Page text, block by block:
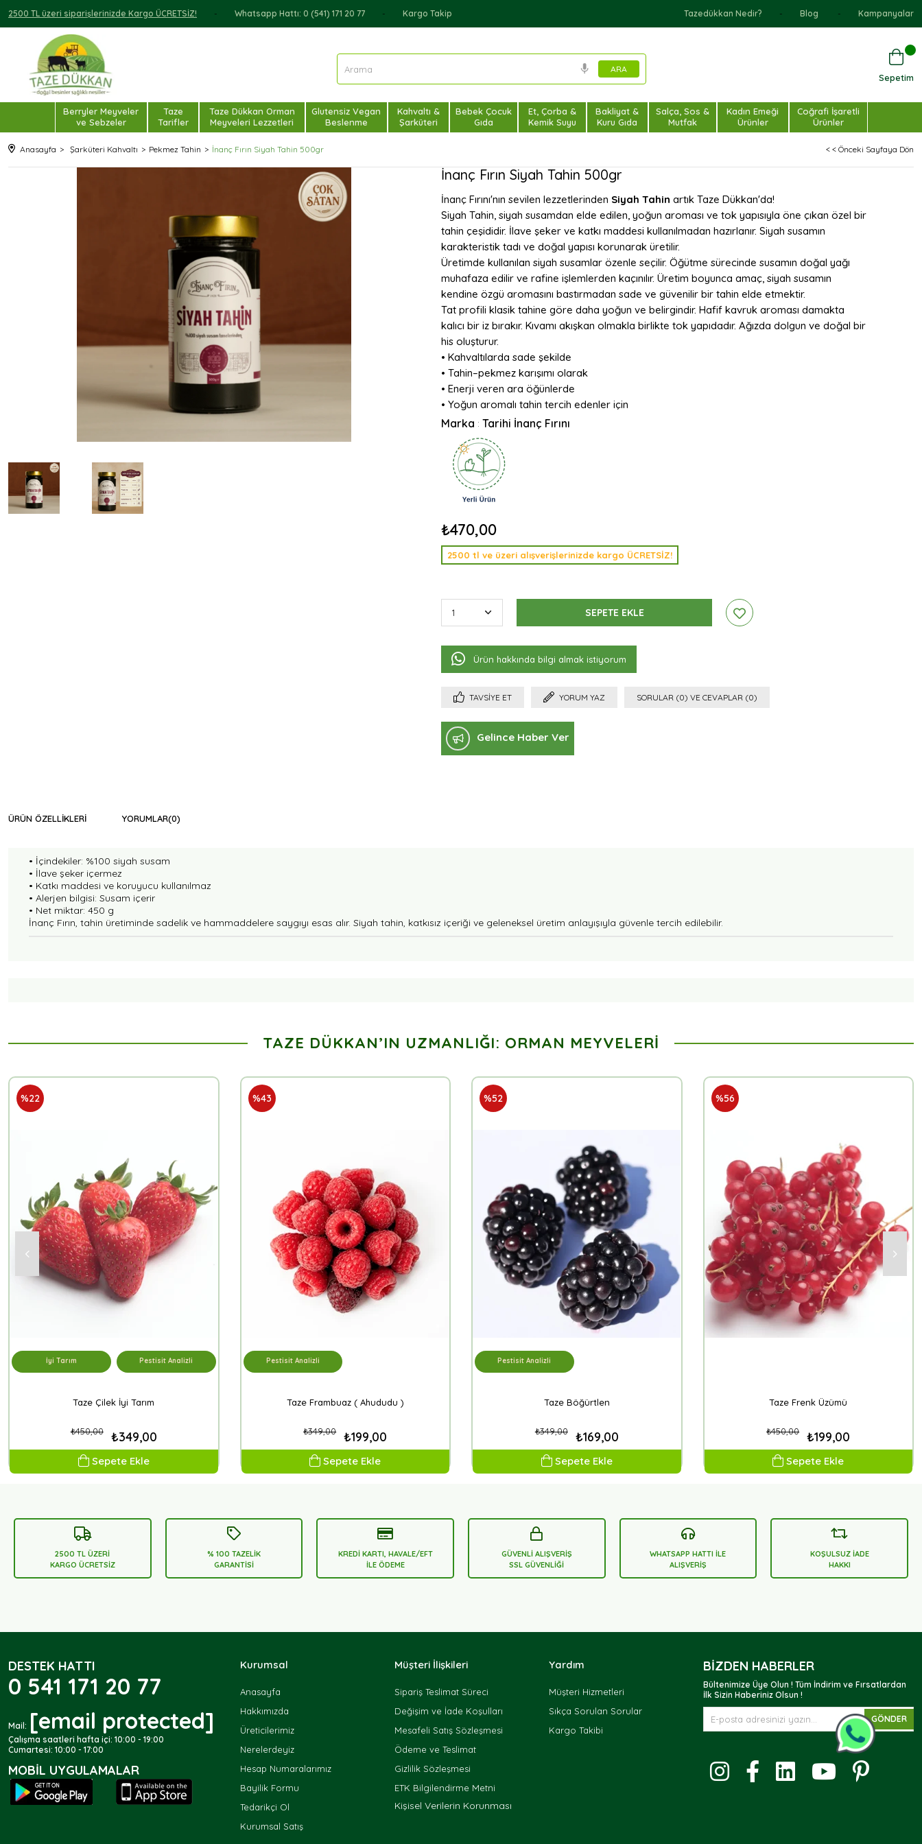
2500 TL üzeri siparişlerinizde Kargo ÜCRETSİZ! Whatsapp Hattı: 0 (541) 171 20 77 Kargo Takip Tazedükkan Nedir? Blog Kampanyalar
Sepetim
Berryler Meyveler
ve Sebzeler
Taze
Tarifler
Taze Dükkan Orman
Meyveleri Lezzetleri
Glutensiz Vegan
Beslenme
Kahvaltı &
Şarküteri
Bebek Çocuk
Gıda
Et, Çorba &
Kemik Suyu
Bakliyat &
Kuru Gıda
Salça, Sos &
Mutfak
Kadın Emeği
Ürünler
Coğrafi İşaretli
Ürünler
Anasayfa Şarküteri Kahvaltı Pekmez Tahin İnanç Fırın Siyah Tahin 500gr < < Önceki Sayfaya Dön
İnanç Fırın Siyah Tahin 500gr
İnanç Fırını'nın sevilen lezzetlerinden Siyah Tahin artık Taze Dükkan'da!
Siyah Tahin, siyah susamdan elde edilen, yoğun aroması ve tok yapısıyla öne çıkan özel bir
tahin çeşididir. İlave şeker ve katkı maddesi kullanılmadan hazırlanır. Siyah susamın
karakteristik tadı ve doğal yapısı korunarak üretilir.
Üretimde kullanılan siyah susamlar özenle seçilir. Öğütme sürecinde susamın doğal yağı
muhafaza edilir ve rafine işlemlerden kaçınılır. Üretim boyunca amaç, siyah susamın
kendine özgü aromasını bastırmadan sade ve güvenilir bir tahin elde etmektir.
Tat profili klasik tahine göre daha yoğun ve belirgindir. Hafif kavruk aroması damakta
kalıcı bir iz bırakır. Kıvamı akışkan olmakla birlikte tok yapıdadır. Ağızda dolgun ve doğal bir
his oluşturur.
• Kahvaltılarda sade şekilde
• Tahin–pekmez karışımı olarak
• Enerji veren ara öğünlerde
• Yoğun aromalı tahin tercih edenler için
Marka : Tarihi İnanç Fırını
₺470,00
2500 tl ve üzeri alışverişlerinizde kargo ÜCRETSİZ!
Ürün hakkında bilgi almak istiyorum
TAVSIYE ET YORUM YAZ SORULAR (0) VE CEVAPLAR (0)
Gelince Haber Ver
ÜRÜN ÖZELLIKLERI YORUMLAR(0)
• İçindekiler: %100 siyah susam
• İlave şeker içermez
• Katkı maddesi ve koruyucu kullanılmaz
• Alerjen bilgisi: Susam içerir
• Net miktar: 450 g
İnanç Fırın, tahin üretiminde sadelik ve hammaddelere saygıyı esas alır. Siyah tahin, katkısız içeriği ve geleneksel üretim anlayışıyla güvenle tercih edilebilir.
TAZE DÜKKAN’IN UZMANLIĞI: ORMAN MEYVELERI
Taze Çilek İyi Tarım
₺349,00
₺450,00
Sepete Ekle
İyi Tarım Pestisit Analizli
%22
Taze Frambuaz ( Ahududu )
₺199,00
₺349,00
Sepete Ekle
Pestisit Analizli
%43
Taze Böğürtlen
₺169,00
₺349,00
Sepete Ekle
Pestisit Analizli
%52
Taze Frenk Üzümü
₺199,00
₺450,00
Sepete Ekle
%56
2500 TL ÜZERİ
KARGO ÜCRETSİZ
% 100 TAZELİK
GARANTİSİ
KREDİ KARTI, HAVALE/EFT
İLE ÖDEME
GÜVENLİ ALIŞVERİŞ
SSL GÜVENLİĞİ
WHATSAPP HATTI İLE
ALIŞVERİŞ
KOŞULSUZ İADE
HAKKI
DESTEK HATTI
0 541 171 20 77
Mail: [email protected]
Çalışma saatleri hafta içi: 10:00 - 19:00
Cumartesi: 10:00 - 17:00
MOBIL UYGULAMALAR
Kurumsal
Anasayfa
Hakkımızda
Üreticilerimiz
Nerelerdeyiz
Hesap Numaralarımız
Bayilik Formu
Tedarikçi Ol
Kurumsal Satış
Müşteri İlişkileri
Sipariş Teslimat Süreci
Değişim ve İade Koşulları
Mesafeli Satış Sözleşmesi
Ödeme ve Teslimat
Gizlilik Sözleşmesi
ETK Bilgilendirme Metni
Kişisel Verilerin Korunması
Yardım
Müşteri Hizmetleri
Sıkça Sorulan Sorular
Kargo Takibi
BIZDEN HABERLER
Bültenimize Üye Olun ! Tüm İndirim ve Fırsatlardan
İlk Sizin Haberiniz Olsun !
GÖNDER